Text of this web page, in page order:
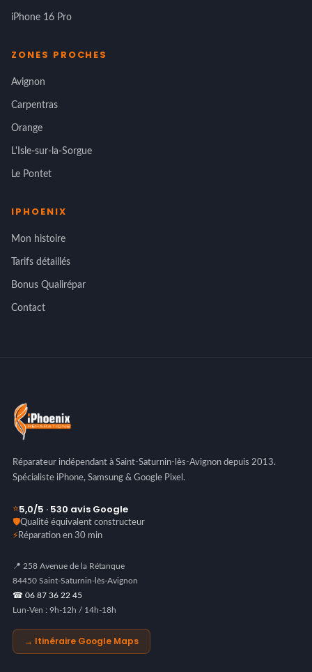
iPhone 16 Pro
ZONES PROCHES
Avignon
Carpentras
Orange
L'Isle-sur-la-Sorgue
Le Pontet
IPHOENIX
Mon histoire
Tarifs détaillés
Bonus Qualirépar
Contact
Réparateur indépendant à Saint-Saturnin-lès-Avignon depuis 2013.
Spécialiste iPhone, Samsung & Google Pixel.
⭐5,0/5 · 530 avis Google
🛡️Qualité équivalent constructeur
⚡Réparation en 30 min
📍 258 Avenue de la Rétanque
84450 Saint-Saturnin-lès-Avignon
☎ 06 87 36 22 45
Lun-Ven : 9h-12h / 14h-18h
→ Itinéraire Google Maps